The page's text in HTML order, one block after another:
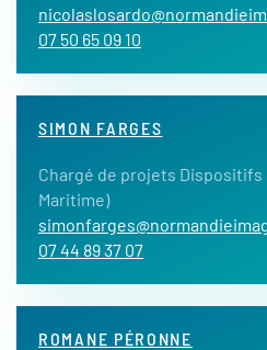
07 50 65 09 10
SIMON FARGES
Chargé de projets Dispositifs
Maritime)
07 44 89 37 07
ROMANE PÉRONNE